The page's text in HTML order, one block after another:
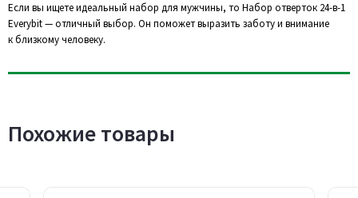
Если вы ищете идеальный набор для мужчины, то Набор отверток 24-в-1
Everybit — отличный выбор. Он поможет выразить заботу и внимание
к близкому человеку.
Похожие товары